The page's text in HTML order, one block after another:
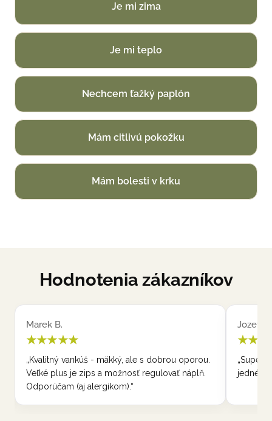
Je mi zima
Je mi teplo
Nechcem ťažký paplón
Mám citlivú pokožku
Mám bolesti v krku
Hodnotenia zákazníkov
Marek B.
★★★★★
„Kvalitný vankúš - mäkký, ale s dobrou oporou.
Veľké plus je zips a možnosť regulovať náplň.
Odporúčam (aj alergikom).“
Jozef C.
„Super
jedného